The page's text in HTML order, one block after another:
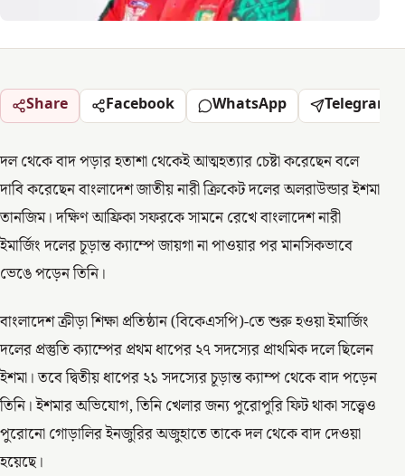
Share Facebook WhatsApp Telegram
দল থেকে বাদ পড়ার হতাশা থেকেই আত্মহত্যার চেষ্টা করেছেন বলে
দাবি করেছেন বাংলাদেশ জাতীয় নারী ক্রিকেট দলের অলরাউন্ডার ইশমা
তানজিম। দক্ষিণ আফ্রিকা সফরকে সামনে রেখে বাংলাদেশ নারী
ইমার্জিং দলের চূড়ান্ত ক্যাম্পে জায়গা না পাওয়ার পর মানসিকভাবে
ভেঙে পড়েন তিনি।
বাংলাদেশ ক্রীড়া শিক্ষা প্রতিষ্ঠান (বিকেএসপি)-তে শুরু হওয়া ইমার্জিং
দলের প্রস্তুতি ক্যাম্পের প্রথম ধাপের ২৭ সদস্যের প্রাথমিক দলে ছিলেন
ইশমা। তবে দ্বিতীয় ধাপের ২১ সদস্যের চূড়ান্ত ক্যাম্প থেকে বাদ পড়েন
তিনি। ইশমার অভিযোগ, তিনি খেলার জন্য পুরোপুরি ফিট থাকা সত্ত্বেও
পুরোনো গোড়ালির ইনজুরির অজুহাতে তাকে দল থেকে বাদ দেওয়া
হয়েছে।